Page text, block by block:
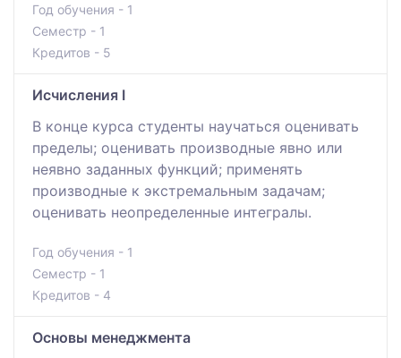
Год обучения - 1
Семестр - 1
Кредитов - 5
Исчисления I
В конце курса студенты научаться оценивать
пределы; оценивать производные явно или
неявно заданных функций; применять
производные к экстремальным задачам;
оценивать неопределенные интегралы.
Год обучения - 1
Семестр - 1
Кредитов - 4
Основы менеджмента